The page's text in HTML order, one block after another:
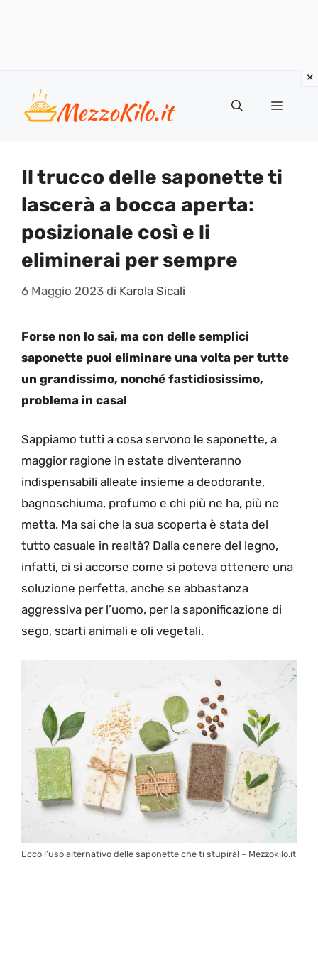
contenuto
Menu
Il trucco delle saponette ti
lascerà a bocca aperta:
posizionale così e li
eliminerai per sempre
6 Maggio 2023 di Karola Sicali
Forse non lo sai, ma con delle semplici
saponette puoi eliminare una volta per tutte
un grandissimo, nonché fastidiosissimo,
problema in casa!
Sappiamo tutti a cosa servono le saponette, a
maggior ragione in estate diventeranno
indispensabili alleate insieme a deodorante,
bagnoschiuma, profumo e chi più ne ha, più ne
metta. Ma sai che la sua scoperta è stata del
tutto casuale in realtà? Dalla cenere del legno,
infatti, ci si accorse come si poteva ottenere una
soluzione perfetta, anche se abbastanza
aggressiva per l’uomo, per la saponificazione di
sego, scarti animali e oli vegetali.
Ecco l’uso alternativo delle saponette che ti stupirà! – Mezzokilo.it